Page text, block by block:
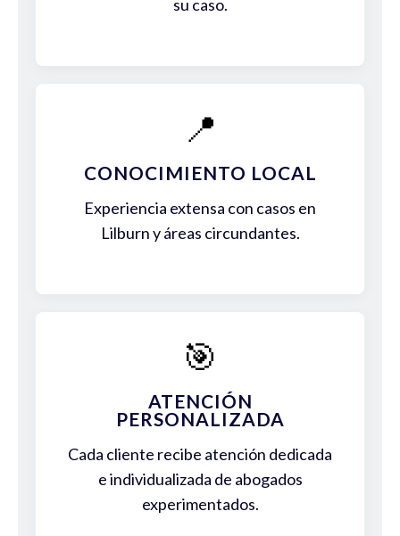
su caso.
📍
CONOCIMIENTO LOCAL
Experiencia extensa con casos en
Lilburn y áreas circundantes.
🎯
ATENCIÓN
PERSONALIZADA
Cada cliente recibe atención dedicada
e individualizada de abogados
experimentados.